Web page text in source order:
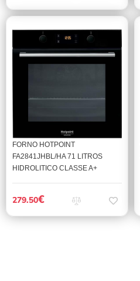
FORNO HOTPOINT
FA2841JHBL/HA 71 LITROS
HIDROLITICO CLASSE A+
279.50€